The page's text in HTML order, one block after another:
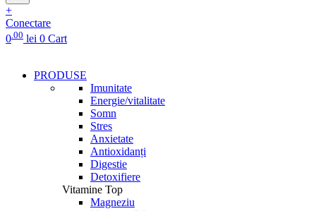
+
Conectare
0.00 lei 0 Cart
PRODUSE
Imunitate
Energie/vitalitate
Somn
Stres
Anxietate
Antioxidanți
Digestie
Detoxifiere
Vitamine Top
Magneziu